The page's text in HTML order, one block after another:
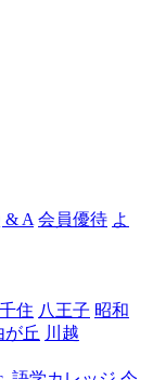
& A 会員優待 よ
住 八王子 昭和
が丘 川越